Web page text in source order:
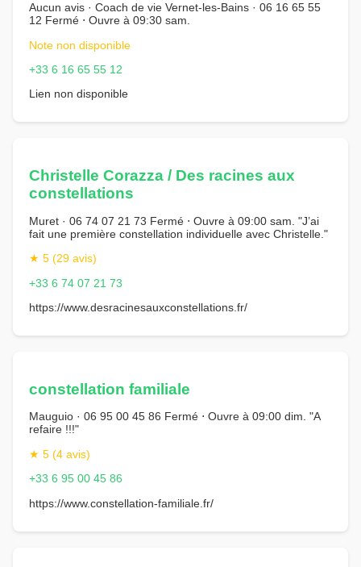
Aucun avis · Coach de vie Vernet-les-Bains · 06 16 65 55
12 Fermé ⋅ Ouvre à 09:30 sam.
Note non disponible
+33 6 16 65 55 12
Lien non disponible
Christelle Corazza / Des racines aux
constellations
Muret · 06 74 07 21 73 Fermé ⋅ Ouvre à 09:00 sam. "J’ai
fait une première constellation individuelle avec Christelle."
★ 5 (29 avis)
+33 6 74 07 21 73
https://www.desracinesauxconstellations.fr/
constellation familiale
Mauguio · 06 95 00 45 86 Fermé ⋅ Ouvre à 09:00 dim. "A
refaire !!!"
★ 5 (4 avis)
+33 6 95 00 45 86
https://www.constellation-familiale.fr/